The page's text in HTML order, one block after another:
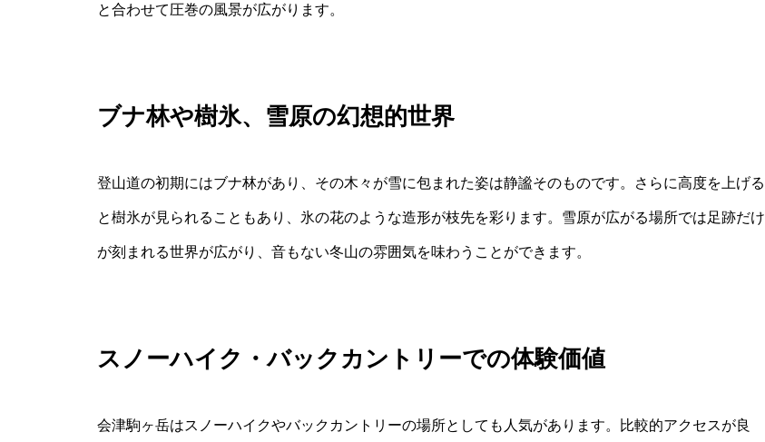
と合わせて圧巻の風景が広がります。
ブナ林や樹氷、雪原の幻想的世界
登山道の初期にはブナ林があり、その木々が雪に包まれた姿は静謐そのものです。さらに高度を上げる
と樹氷が見られることもあり、氷の花のような造形が枝先を彩ります。雪原が広がる場所では足跡だけ
が刻まれる世界が広がり、音もない冬山の雰囲気を味わうことができます。
スノーハイク・バックカントリーでの体験価値
会津駒ヶ岳はスノーハイクやバックカントリーの場所としても人気があります。比較的アクセスが良